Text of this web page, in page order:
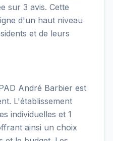
sur 3 avis. Cette
d'un haut niveau
et de leurs
André Barbier est
L'établissement
individuelles et 1
ainsi un choix